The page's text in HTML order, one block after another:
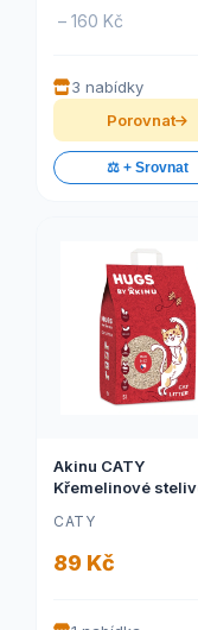
– 160 Kč
3 nabídky
Porovnat
⚖️ + Srovnat
Akinu CATY
Křemelinové
CATY
89 Kč